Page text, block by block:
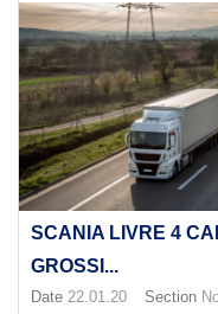
SCANIA LIVRE 4
GROSSI...
Date 22.01.20 Section